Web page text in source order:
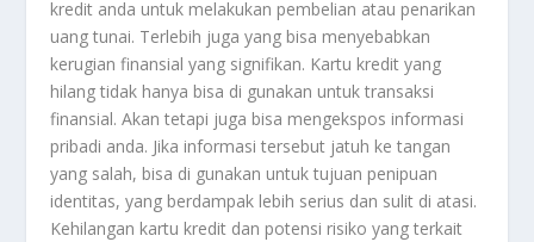
kredit anda untuk melakukan pembelian atau penarikan
uang tunai. Terlebih juga yang bisa menyebabkan
kerugian finansial yang signifikan. Kartu kredit yang
hilang tidak hanya bisa di gunakan untuk transaksi
finansial. Akan tetapi juga bisa mengekspos informasi
pribadi anda. Jika informasi tersebut jatuh ke tangan
yang salah, bisa di gunakan untuk tujuan penipuan
identitas, yang berdampak lebih serius dan sulit di atasi.
Kehilangan kartu kredit dan potensi risiko yang terkait